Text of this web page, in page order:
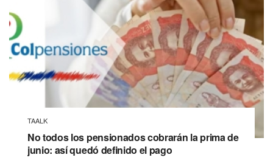
TAALK
No todos los pensionados cobrarán la prima de
junio: así quedó definido el pago